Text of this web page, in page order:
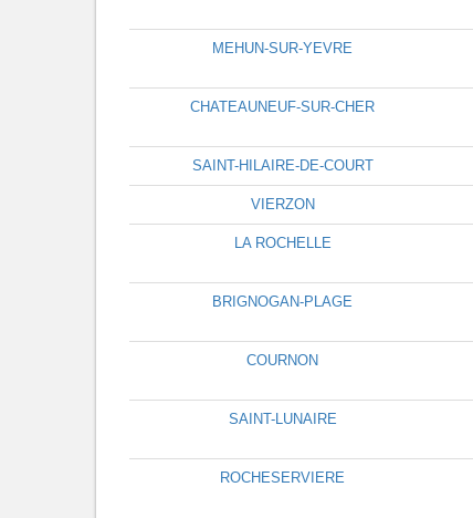
MEHUN-SUR-YEVRE
CHATEAUNEUF-SUR-CHER
SAINT-HILAIRE-DE-COURT
VIERZON
LA ROCHELLE
BRIGNOGAN-PLAGE
COURNON
SAINT-LUNAIRE
ROCHESERVIERE